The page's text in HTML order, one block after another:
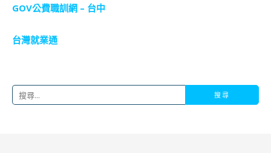
GOV公費職訓網 – 台中
台灣就業通
搜